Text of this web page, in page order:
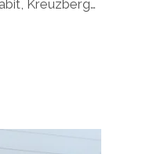
Kreuzberg…